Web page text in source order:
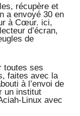
récupère et
a envoyé 30 en
à Cœur. ici,
d’écran,
de
toutes ses
faites avec la
à l’envoi de
un institut
Linux avec